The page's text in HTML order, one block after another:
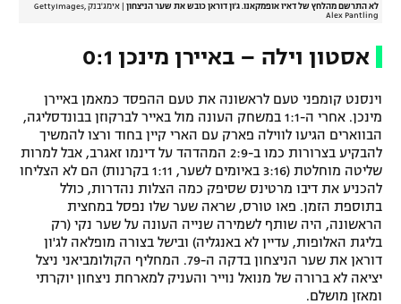
לא התרשם מהלחץ של דאיו אופמקאנו. ג'ון דוראן כובש את שער הניצחון
אימג'בנק GettyImages,
Alex Pantling
אסטון וילה – באיירן מינכן 0:1
וינסנט קומפני טעם לראשונה את טעם ההפסד כמאמן באיירן
מינכן. אחרי ה-1:1 במשחק העונה מול באייר לברקוזן בבונדסליגה,
הבווארים הגיעו לווילה פארק עם הארי קיין בחוד ורצו להמשיך
להבקיע בצרורות כמו ב-2:9 המהדהד על דינמו זאגרב, אבל למרות
שליטה מוחלטת (3:16 באיומים לשער, 1:11 בקרנות) הם לא הצליחו
להכניע את דיבו מרטינס שסיפק כמה הצלות נהדרות, כולל
בתוספת הזמן. פאו טורס, שראה שער שלו נפסל במחצית
הראשונה, היה שותף לשמירה שנייה העונה על שער נקי (רק
בליגת האלופות, עדיין לא באנגליה) ובישל בצורה מופלאה לג'ון
דוראן את שער הניצחון בדקה ה-79. המחליף הקולומביאני ניצל
יציאה לא ברורה של מנואל נוייר והעניק למארחת ניצחון יוקרתי
ומאזן מושלם.